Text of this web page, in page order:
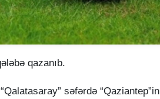
qazanıb.
səfərdə “Qaziantep”in